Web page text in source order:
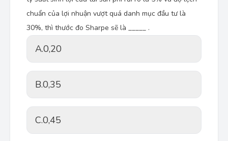
chuẩn của lợi nhuận vượt quá danh mục đầu tư là
30%, thì thước đo Sharpe sẽ là _____ .
A.0,20
B.0,35
C.0,45